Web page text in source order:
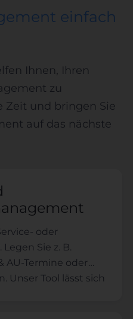
einfach
Ihnen, Ihren
zu
Zeit und bringen Sie
auf das nächste
oder
Sie z. B.
AU-Termine oder
Unser Tool lässt sich